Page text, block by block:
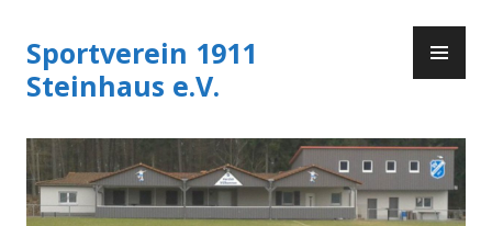
Inhalt
springen
Sportverein 1911
Steinhaus e.V.